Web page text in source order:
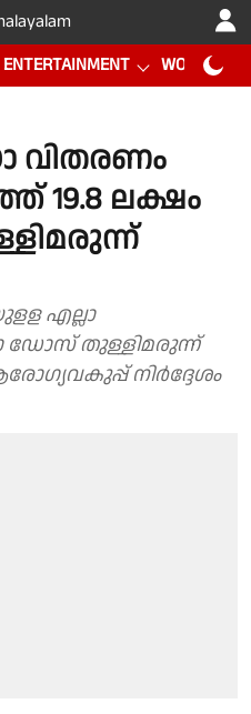
ENTERTAINMENT WORLD CUP
വിതരണം
19.8 ലക്ഷം
എല്ലാ
തുള്ളിമരുന്ന്
നിർദ്ദേശം